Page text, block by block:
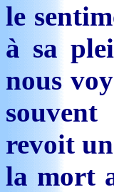
le
à sa
nous
souvent
revoit
la mort